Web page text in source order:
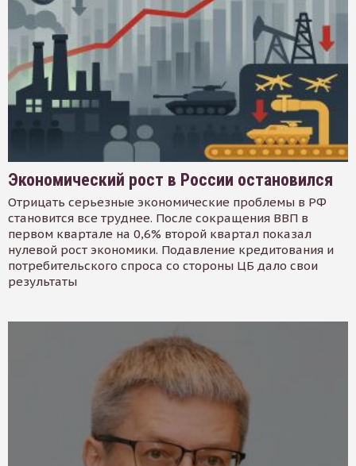
Экономический рост в России остановился
Отрицать серьезные экономические проблемы в РФ
становится все труднее. После сокращения ВВП в
первом квартале на 0,6% второй квартал показал
нулевой рост экономики. Подавление кредитования и
потребительского спроса со стороны ЦБ дало свои
результаты